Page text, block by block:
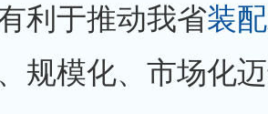
利于推动我省装
规模化、市场化